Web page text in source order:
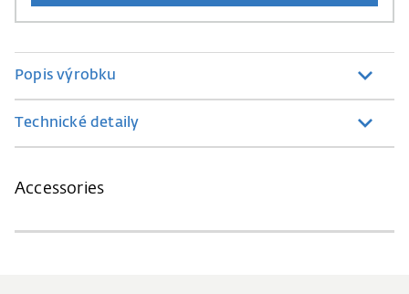
Popis výrobku
Technické detaily
Accessories